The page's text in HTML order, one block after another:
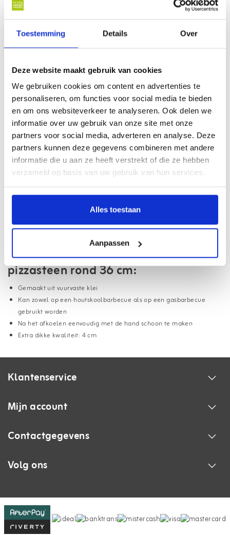
Toestemming Details Over
Deze website maakt gebruik van cookies
We gebruiken cookies om content en advertenties te
personaliseren, om functies voor social media te bieden
en om ons websiteverkeer te analyseren. Ook delen we
informatie over uw gebruik van onze site met onze
partners voor social media, adverteren en analyse. Deze
partners kunnen deze gegevens combineren met andere
informatie die u aan ze heeft verstrekt of die ze hebben
verzameld op basis van uw gebruik van hun services.
Alles toestaan
Aanpassen
Op werkdagen voor 17 u besteld, binnen 1 werkdag thuisbezorgd*
Al online sinds2007
Webwinkel metThuiswinkel Waarborg
Haal uw pakket op bij3500+ afhaalpunten
Gratis verzending vanaf €75,- (NL/BE)
18.000+ klanten beoordelen ons met een 9.1
Universeel, gemaakt uit vuurvaste klei. Kan zowel op een
houtskoolbarbecue als op een gasbarbecue worden gebruikt.
Voordelen van de Barbecook
pizzasteen rond 36 cm:
Gemaakt uit vuurvaste klei
Kan zowel op een houtskoolbarbecue als op een gasbarbecue
gebruikt worden
Na het afkoelen eenvoudig met de hand schoon te maken
Extra dikke kwaliteit: 4 cm
Klantenservice
Mijn account
Contactgegevens
Volg ons